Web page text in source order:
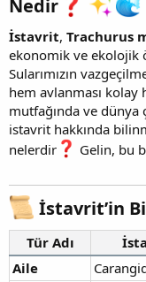
Nedir
İstavrit, Trachurus
ekonomik ve ekolojik
Sularımızın
hem avlanması
mutfağında ve dünya
istavrit hakkında
nelerdir
Gelin, bu
İstavrit’in
Tür Adı
Aile